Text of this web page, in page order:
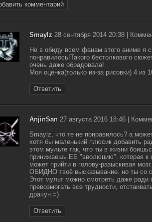
комментарий
Smaylz 28 сентября 2014 20:38 |
Не в обиду всем фанам этого аниме я
понравилось!Такого бестолкового
очень даже обрадовала!
Моя оценка(только из-за рисовки) 4 из
Ответить
AnjinSan 27 августа 2016 18:46 |
Smaylz, что те не понравилось? а
хотя бы маленький плюсик добавить
этом мульте так, что ты в жизни
принижаешь ЕЁ "эволюцию". которая к
может прийти в голову-разыскивая
ОБИДНО твоё высказывание. но ты со
Этот мульт можно смотреть даже ради
превозмогать все трудности,
драчун =)
Ответить